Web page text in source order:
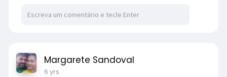
Margarete Sandoval
6 yrs